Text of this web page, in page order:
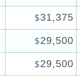
$31,375
$29,500
$29,500